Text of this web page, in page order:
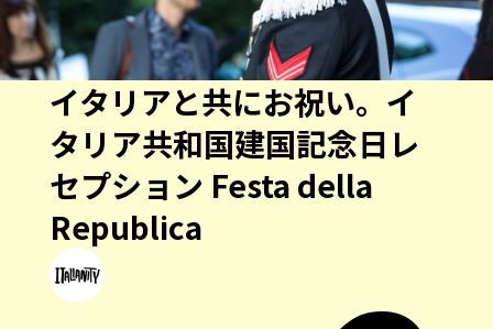
イタリアと共にお祝い。イ
タリア共和国建国記念日レ
セプション Festa della
Republica